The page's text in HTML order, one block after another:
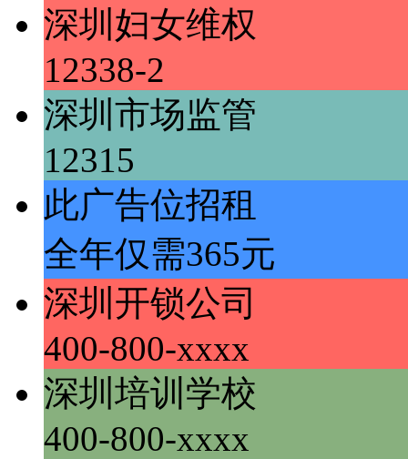
深圳妇女维权
12338-2
深圳市场监管
12315
此广告位招租
全年仅需365元
深圳开锁公司
400-800-xxxx
深圳培训学校
400-800-xxxx